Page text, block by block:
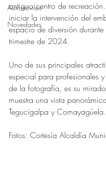
Automóviles
Novedades
antiguo centro de
iniciar la intervención del
espacio de diversión durante
trimestre de 2024.
Uno de sus principales
especial para profesionales
de la fotografía, es su
muestra una vista
Tegucigalpa y Comayagüela.
Fotos: Cortesía Alcaldía